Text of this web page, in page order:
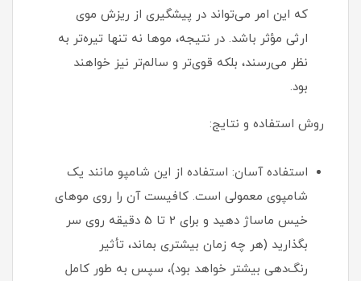
که این امر می‌تواند در پیشگیری از ریزش موی
ارثی مؤثر باشد. در نتیجه، موها نه تنها تیره‌تر به
نظر می‌رسند، بلکه قوی‌تر و سالم‌تر نیز خواهند
بود.
روش استفاده و نتایج:
استفاده آسان: استفاده از این شامپو مانند یک
شامپوی معمولی است. کافیست آن را روی موهای
خیس ماساژ دهید و برای 2 تا 5 دقیقه روی سر
بگذارید (هر چه زمان بیشتری بماند، تأثیر
رنگ‌دهی بیشتر خواهد بود)، سپس به طور کامل